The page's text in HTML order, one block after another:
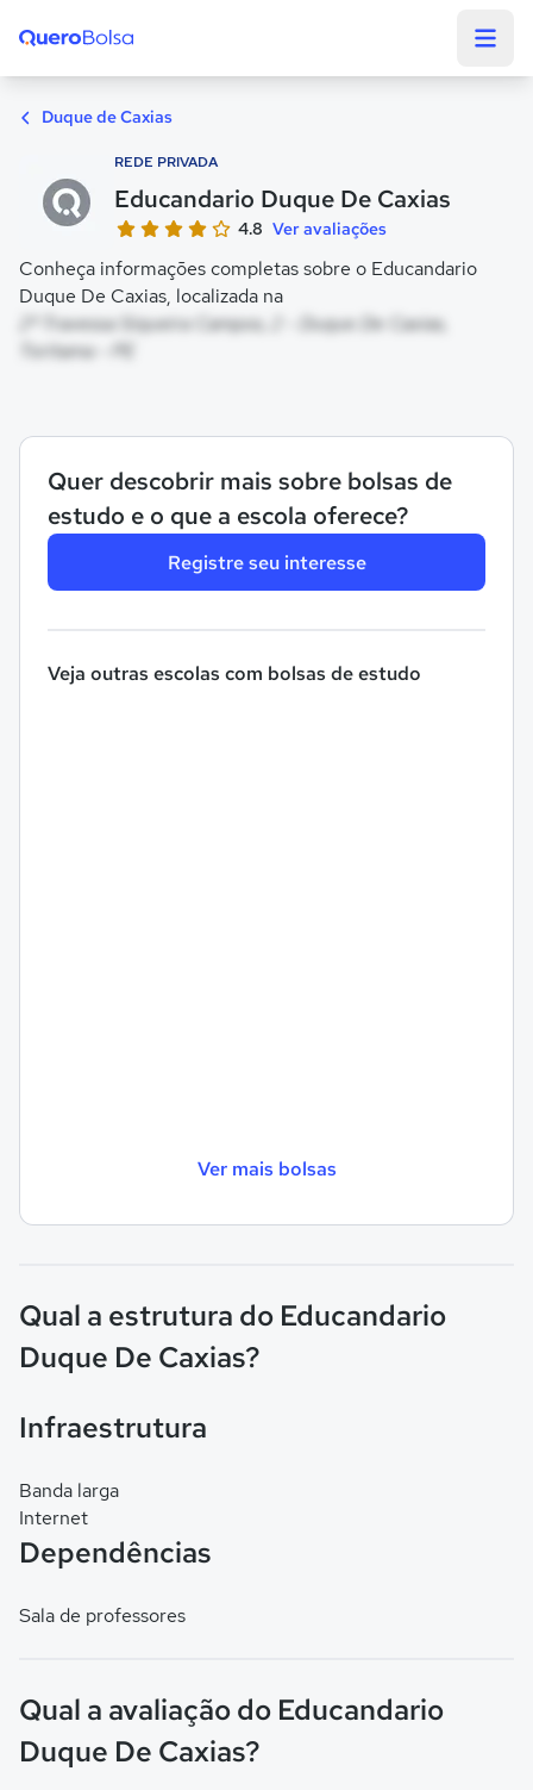
Duque de Caxias
REDE PRIVADA
Educandario Duque De Caxias
4.8 Ver avaliações
Conheça informações completas sobre o Educandario
Duque De Caxias, localizada na
2ª Travessa Siqueira Campos, 2 - Duque De Caxias,
Toritama - PE
Quer descobrir mais sobre bolsas de
estudo e o que a escola oferece?
Registre seu interesse
Veja outras escolas com bolsas de estudo
Ver mais bolsas
Qual a estrutura do Educandario
Duque De Caxias?
Infraestrutura
Banda larga
Internet
Dependências
Sala de professores
Qual a avaliação do Educandario
Duque De Caxias?